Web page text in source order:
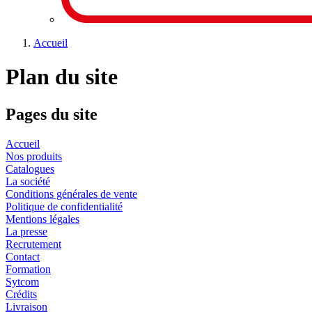
Accueil
Plan du site
Pages du site
Accueil
Nos produits
Catalogues
La société
Conditions générales de vente
Politique de confidentialité
Mentions légales
La presse
Recrutement
Contact
Formation
Sytcom
Crédits
Livraison